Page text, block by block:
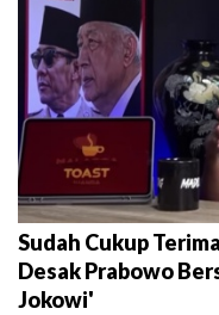
Sudah Cukup
Desak Prabowo
Jokowi'